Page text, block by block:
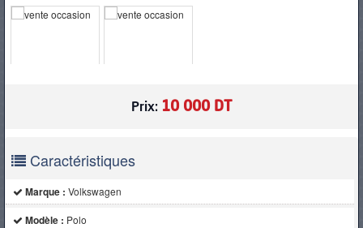
Prix: 10 000 DT
Caractéristiques
Marque : Volkswagen
Modèle : Polo